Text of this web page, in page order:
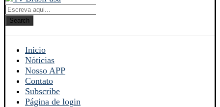
Search
Inicio
Nóticias
Nosso APP
Contato
Subscribe
Página de login